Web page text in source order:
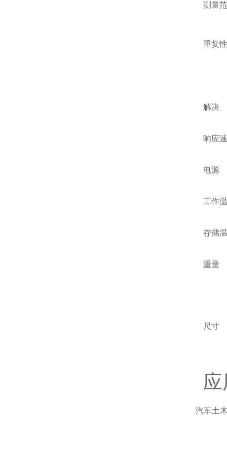
测量
重复性
解决
响应
电源
工作
存储
重量
尺寸
汽车土